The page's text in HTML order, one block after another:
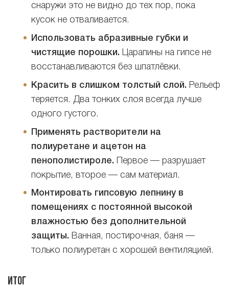
снаружи это не видно до тех пор, пока
кусок не отваливается.
Использовать абразивные губки и
чистящие порошки. Царапины на гипсе не
восстанавливаются без шпатлёвки.
Красить в слишком толстый слой. Рельеф
теряется. Два тонких слоя всегда лучше
одного густого.
Применять растворители на
полиуретане и ацетон на
пенополистироле. Первое — разрушает
покрытие, второе — сам материал.
Монтировать гипсовую лепнину в
помещениях с постоянной высокой
влажностью без дополнительной
защиты. Ванная, постирочная, баня —
только полиуретан с хорошей вентиляцией.
Итог